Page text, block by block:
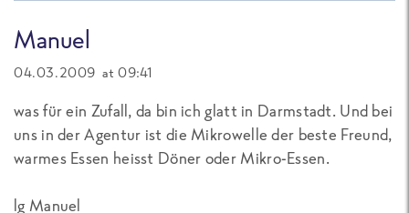
Manuel
04.03.2009 at 09:41
was für ein Zufall, da bin ich glatt in Darmstadt. Und bei
uns in der Agentur ist die Mikrowelle der beste Freund,
warmes Essen heisst Döner oder Mikro-Essen.
lg Manuel